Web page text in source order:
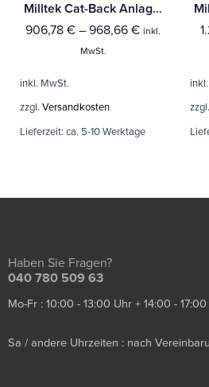
Milltek Cat-Back Anlage Audi A1 1.4 TFSI S line 150PS ACT
906,78 € – 968,66 € inkl.
MwSt.
inkl. MwSt.
zzgl. Versandkosten
Lieferzeit: ca. 5-10 Werktage
zzgl.
Haben Sie Fragen?
040 780 509 63
Mo-Fr : 10:00 - 13:00 Uhr + 14:00 -
Sa / andere Uhrzeiten : nach